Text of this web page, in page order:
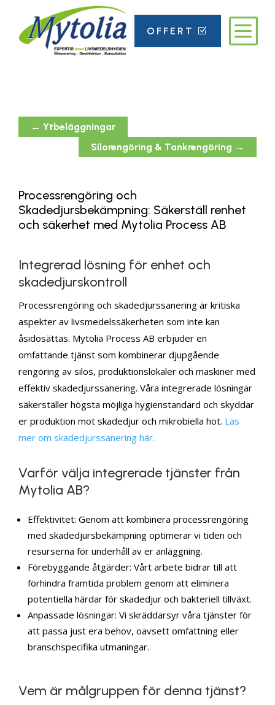
OFFERT Z b
← Ytbeläggningar
Silorengöring & Tankrengöring →
Processrengöring och
Skadedjursbekämpning: Säkerställ renhet
och säkerhet med Mytolia Process AB
Integrerad lösning för enhet och
skadedjurskontroll
Processrengöring och skadedjurssanering är kritiska
aspekter av livsmedelssäkerheten som inte kan
åsidosättas. Mytolia Process AB erbjuder en
omfattande tjänst som kombinerar djupgående
rengöring av silos, produktionslokaler och maskiner med
effektiv skadedjurssanering. Våra integrerade lösningar
säkerställer högsta möjliga hygienstandard och skyddar
er produktion mot skadedjur och mikrobiella hot. Läs
mer om skadedjurssanering här.
Varför välja integrerade tjänster från
Mytolia AB?
Effektivitet: Genom att kombinera processrengöring
med skadedjursbekämpning optimerar vi tiden och
resurserna för underhåll av er anläggning.
Förebyggande åtgärder: Vårt arbete bidrar till att
förhindra framtida problem genom att eliminera
potentiella härdar för skadedjur och bakteriell tillväxt.
Anpassade lösningar: Vi skräddarsyr våra tjänster för
att passa just era behov, oavsett omfattning eller
branschspecifika utmaningar.
Vem är målgruppen för denna tjänst?